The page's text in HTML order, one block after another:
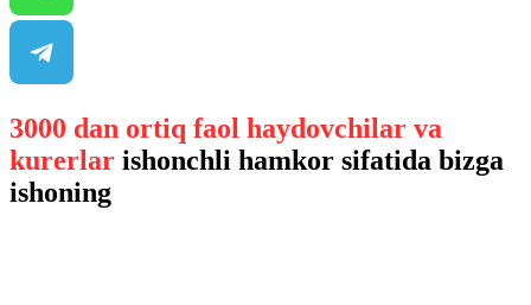
3000 dan ortiq faol haydovchilar va
kurerlar ishonchli hamkor sifatida bizga
ishoning